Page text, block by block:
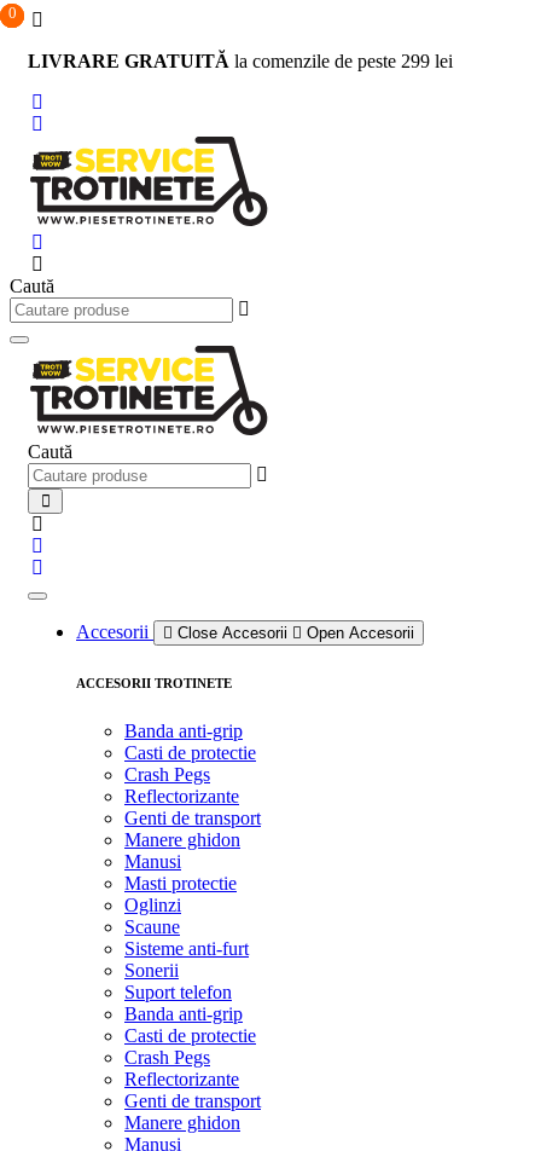
Sari
conținut
LIVRARE GRATUITĂ la comenzile de peste 299 lei
0
Caută
Caută
0
0
Accesorii Close Accesorii Open Accesorii
ACCESORII TROTINETE
Banda anti-grip
Casti de protectie
Crash Pegs
Reflectorizante
Genti de transport
Manere ghidon
Manusi
Masti protectie
Oglinzi
Scaune
Sisteme anti-furt
Sonerii
Suport telefon
Banda anti-grip
Casti de protectie
Crash Pegs
Reflectorizante
Genti de transport
Manere ghidon
Manusi